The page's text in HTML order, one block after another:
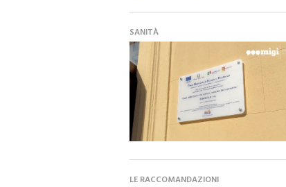
SANITÀ